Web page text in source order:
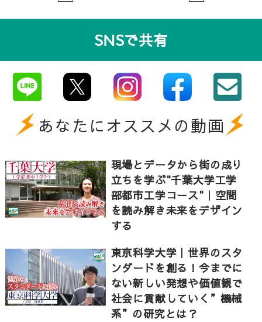
SNSで共有
あなたにオススメの動画
現場とデータから街の成り
立ちを学ぶ"千葉大学工学
部都市工学コース"｜空間
を読み解き未来をデザイン
する
東京科学大学｜世界のスタ
ンダードを創る！今までに
ない新しい発想や価値観で
社会に貢献していく”機械
系”の研究とは？